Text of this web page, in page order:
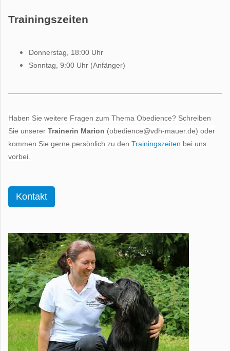
Trainingszeiten
Donnerstag, 18:00 Uhr
Sonntag, 9:00 Uhr (Anfänger)
Haben Sie weitere Fragen zum Thema Obedience? Schreiben
Sie unserer Trainerin Marion (obedience@vdh-mauer.de) oder
kommen Sie gerne persönlich zu den Trainingszeiten bei uns
vorbei.
Kontakt